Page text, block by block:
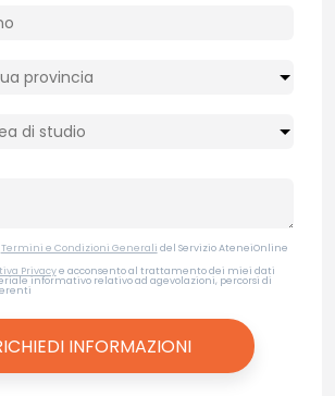
Termini e Condizioni Generali del Servizio AteneiOnline
Privacye acconsento al trattamento dei miei dati
informativo relativo ad agevolazioni, percorsi di